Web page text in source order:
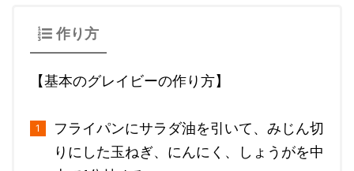
作り方
【基本のグレイビーの作り方】
フライパンにサラダ油を引いて、みじん切
りにした玉ねぎ、にんにく、しょうがを中